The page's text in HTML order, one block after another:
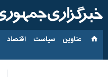
عناوین‌ سیاست اقتصاد